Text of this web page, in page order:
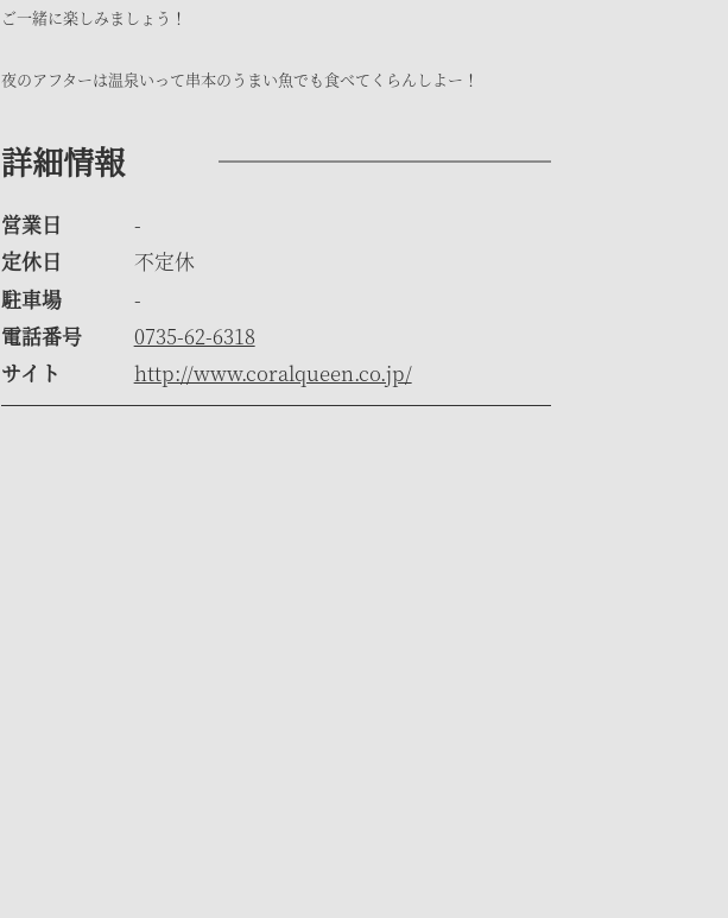
ご一緒に楽しみましょう！
夜のアフターは温泉いって串本のうまい魚でも食べてくらんしよー！
詳細情報
営業日
-
定休日
不定休
駐車場
-
電話番号
0735-62-6318
サイト
http://www.coralqueen.co.jp/